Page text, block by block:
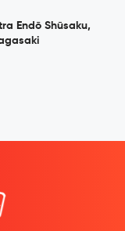
Endō Shūsaku,